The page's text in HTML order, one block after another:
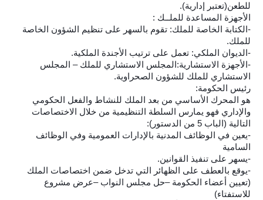
للطعن(تعتبر إدارية).
الأجهزة المساعدة للملــك :
-الكتابة الخاصة للملك: تقوم بالسهر على تنظيم الشؤون الخاصة
للملك.
-الديوان الملكي: تعمل على ترتيب الأجندة الملكية.
-الأجهزة الاستشارية:المجلس الاستشاري للملك – المجلس
الاستشاري للملك للشؤون الصحراوية.
رئيس الحكومة:
هو المحرك الأساسي من بعد الملك للنشاط والفعل الحكومي
والإداري فهو يمارس السلطة التنظيمية من خلال الاختصاصات
التالية (الباب 5 من الدستور):
-يعين في الوظائف المدنية بالإدارات العمومية وفي الوظائف
السامية
-يسهر على تنفيذ القوانين.
-يوقع بالعطف على الظهائر التي تدخل ضمن اختصاصات الملك
(تعيين أعضاء الحكومة –حل مجلس النواب –عرض مشروع
للاستفتاء)